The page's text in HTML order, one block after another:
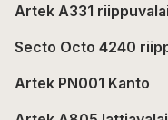
Artek A331
Secto Octo 4240
Artek PN001 Kanto